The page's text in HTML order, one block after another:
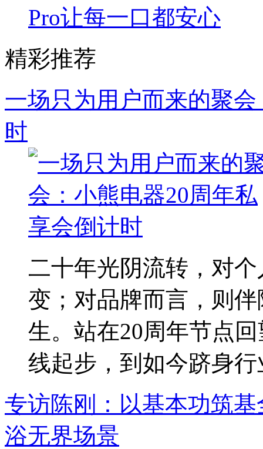
Pro让每一口都安心
精彩推荐
一场只为用户而来的聚
时
二十年光阴流转，对
变；对品牌而言，则
生。站在20周年节点
线起步，到如今跻身行
专访陈刚：以基本功筑
浴无界场景